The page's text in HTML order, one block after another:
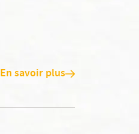
En savoir plus